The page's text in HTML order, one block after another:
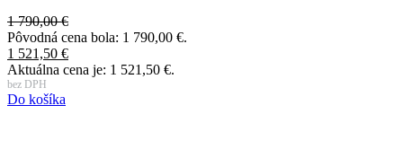
1 790,00€
Pôvodná cena bola: 1 790,00 €.
1 521,50 €
Aktuálna cena je: 1 521,50 €.
bez DPH
Do košíka